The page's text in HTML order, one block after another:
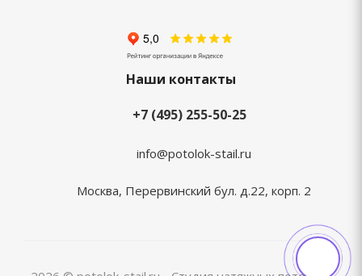
Наши контакты
+7 (495) 255-50-25
info@potolok-stail.ru
Москва, Перервинский бул. д.22, корп. 2